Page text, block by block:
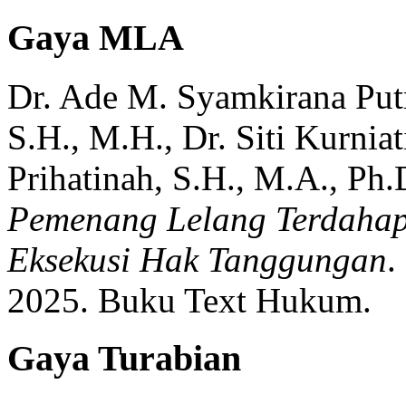
Gaya MLA
Dr. Ade M. Syamkirana
S.H., M.H., Dr. Siti
Prihatinah, S.H., M.A.,
Pemenang Lelang
Eksekusi Hak Tanggungan.
2025. Buku Text Hukum.
Gaya Turabian